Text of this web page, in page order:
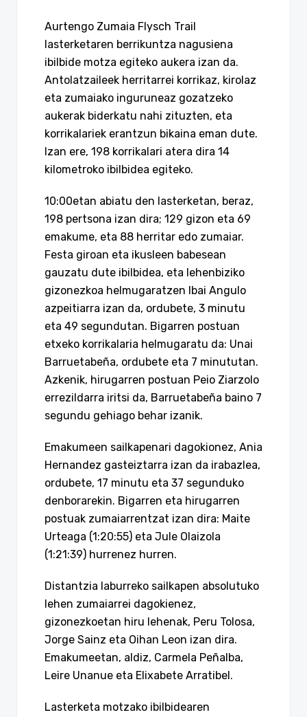
Aurtengo Zumaia Flysch Trail
lasterketaren berrikuntza nagusiena
ibilbide motza egiteko aukera izan da.
Antolatzaileek herritarrei korrikaz, kirolaz
eta zumaiako inguruneaz gozatzeko
aukerak biderkatu nahi zituzten, eta
korrikalariek erantzun bikaina eman dute.
Izan ere, 198 korrikalari atera dira 14
kilometroko ibilbidea egiteko.
10:00etan abiatu den lasterketan, beraz,
198 pertsona izan dira; 129 gizon eta 69
emakume, eta 88 herritar edo zumaiar.
Festa giroan eta ikusleen babesean
gauzatu dute ibilbidea, eta lehenbiziko
gizonezkoa helmugaratzen Ibai Angulo
azpeitiarra izan da, ordubete, 3 minutu
eta 49 segundutan. Bigarren postuan
etxeko korrikalaria helmugaratu da: Unai
Barruetabeña, ordubete eta 7 minututan.
Azkenik, hirugarren postuan Peio Ziarzolo
errezildarra iritsi da, Barruetabeña baino 7
segundu gehiago behar izanik.
Emakumeen sailkapenari dagokionez, Ania
Hernandez gasteiztarra izan da irabazlea,
ordubete, 17 minutu eta 37 segunduko
denborarekin. Bigarren eta hirugarren
postuak zumaiarrentzat izan dira: Maite
Urteaga (1:20:55) eta Jule Olaizola
(1:21:39) hurrenez hurren.
Distantzia laburreko sailkapen absolutuko
lehen zumaiarrei dagokienez,
gizonezkoetan hiru lehenak, Peru Tolosa,
Jorge Sainz eta Oihan Leon izan dira.
Emakumeetan, aldiz, Carmela Peñalba,
Leire Unanue eta Elixabete Arratibel.
Lasterketa motzako ibilbidearen